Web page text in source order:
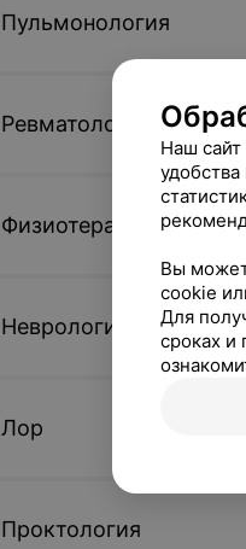
Пульмонология
Ревматология
Физиотерапия
Неврология
Лор
Проктология
Наш
Вы
cookie
Для
сроках и